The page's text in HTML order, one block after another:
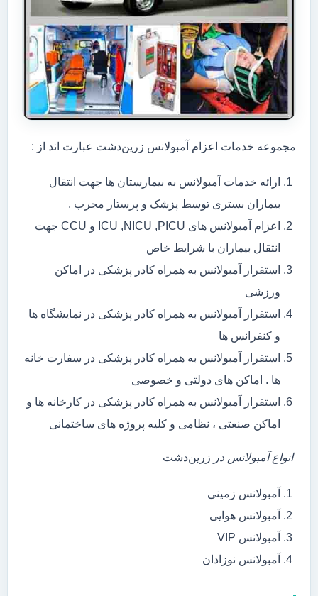
مجموعه خدمات اعزام آمبولانس زرین‌دشت عبارت اند از :
ارائه خدمات آمبولانس به بیمارستان ها جهت انتقال
بیماران بستری توسط پزشک و پرستار مجرب .
اعزام آمبولانس های ICU ,NICU ,PICU و CCU جهت
انتقال بیماران با شرایط خاص
استقرار آمبولانس به همراه کادر پزشکی در اماکن
ورزشی
استقرار آمبولانس به همراه کادر پزشکی در نمایشگاه ها
و کنفرانس ها
استقرار آمبولانس به همراه کادر پزشکی در سفارت خانه
ها . اماکن های دولتی و خصوصی
استقرار آمبولانس به همراه کادر پزشکی در کارخانه ها و
اماکن صنعتی ، نظامی و کلیه پروژه های ساختمانی
انواع آمبولانس در زرین‌دشت
آمبولانس زمینی
آمبولانس هوایی
آمبولانس VIP
آمبولانس نوزادان